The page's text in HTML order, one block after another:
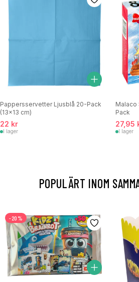
Pappersservetter Ljusblå 20-Pack
(13x13 cm)
22 kr
I lager
Malaco
Pack
27,95
I lager
POPULÄRT INOM
-20%